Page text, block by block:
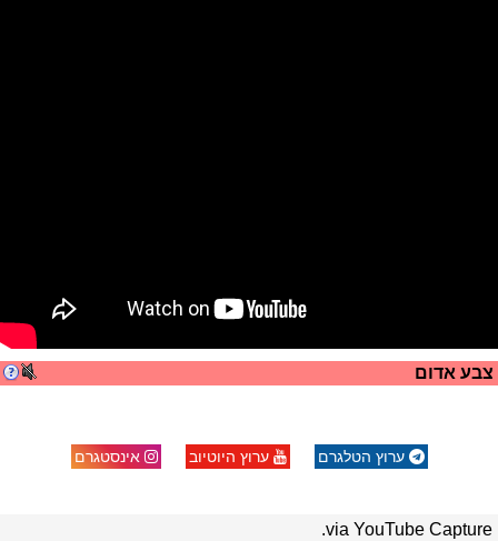
צבע אדום
ערוץ הטלגרם ערוץ היוטיוב אינסטגרם
via YouTube Capture.